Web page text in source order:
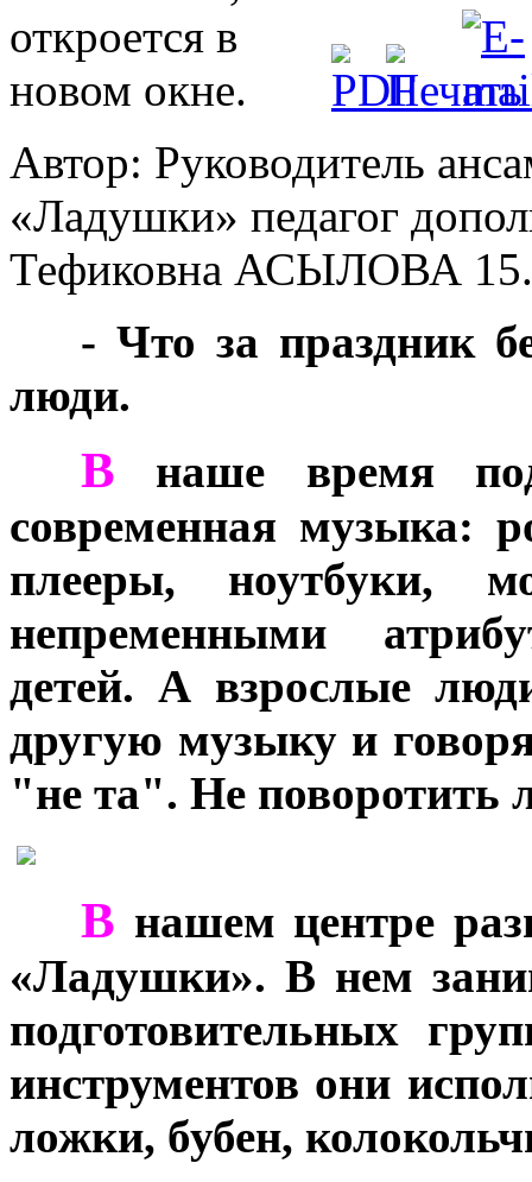
Автор: Руководитель
«Ладушки» педагог
Тефиковна АСЫЛОВА
- Что за праздник
люди.
В наше время
современная музыка:
плееры, ноутбуки,
непременными
детей. А взрослые
другую музыку и
"не та". Не поворотить
В нашем центре
«Ладушки». В нем
подготовительных
инструментов они
ложки, бубен,